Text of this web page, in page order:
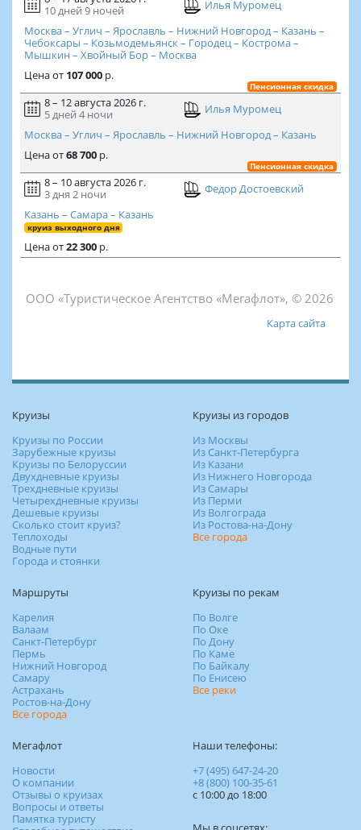
10 дней 9 ночей
Илья Муромец
Москва – Углич – Ярославль – Нижний Новгород – Казань –
Чебоксары – Козьмодемьянск – Городец – Кострома –
Мышкин – Хвойный Бор – Москва
Ценаот 107 000р.
Пенсионная скидка
8 – 12 августа 2026 г.
5 дней 4 ночи
Илья Муромец
Москва – Углич – Ярославль – Нижний Новгород – Казань
Ценаот68 700р.
Пенсионная скидка
8 – 10 августа 2026 г.
3 дня 2 ночи
Федор Достоевский
Казань – Самара – Казань
круиз выходного дня
Ценаот22 300р.
ООО «Туристическое Агентство «Мегафлот», © 2026
Карта сайта
Круизы
Круизы по России
Зарубежные круизы
Круизы по Белоруссии
Двухдневные круизы
Трехдневные круизы
Четырехдневные круизы
Дешевые круизы
Сколько стоит круиз?
Теплоходы
Водные пути
Города и стоянки
Круизы из городов
Из Москвы
Из Санкт-Петербурга
Из Казани
Из Нижнего Новгорода
Из Самары
Из Перми
Из Волгограда
Из Ростова-на-Дону
Все города
Маршруты
Карелия
Валаам
Санкт-Петербург
Пермь
Нижний Новгород
Самару
Астрахань
Ростов-на-Дону
Все города
Круизы по рекам
По Волге
По Оке
По Дону
По Каме
По Байкалу
По Енисею
Все реки
Мегафлот
Новости
О компании
Отзывы о круизах
Вопросы и ответы
Памятка туристу
Наши телефоны:
+7 (495) 647-24-20
+8 (800) 100-35-61
c 10:00 до 18:00